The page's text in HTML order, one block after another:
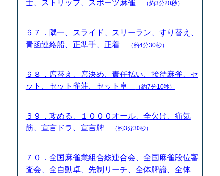
士、ストリップ、スポーツ麻雀
（約3分20秒）
６７．隅一、スライド、スリーラン、すり替え、
青函連絡船、正準手、正着
（約4分30秒）
６８．席替え、席決め、責任払い、接待麻雀、セ
ット、セット雀荘、セット卓
（約7分10秒）
６９．攻める、１０００オール、全欠け、疝気
筋、宣言ドラ、宣言牌
（約3分30秒）
７０．全国麻雀業組合総連合会、全国麻雀段位審
査会、全自動卓、先制リーチ、全体牌譜、全体